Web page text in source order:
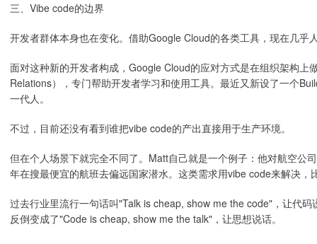
三、Vibe code的边界
开发者群体本身也在变化。借助Google Cloud的各类工具，现在几乎
面对这种新的开发者构成，Google Cloud的应对方式是在组织架构
Relations），专门帮助开发者学习和使用工具。最近又新设了一个
一代人。
不过，目前还没有看到谁把vibe code的产出直接用于生产环境。
但在个人场景下就完全不同了。Matt自己就是一个例子：他对航空公
年在搜最便宜的航班去偏远国家潜水。这类需求用vibe code来解决，
过去行业里流行一句话叫"Talk is cheap, show me the code"，让代
反倒变成了"Code is cheap, show me the talk"，让思想说话。